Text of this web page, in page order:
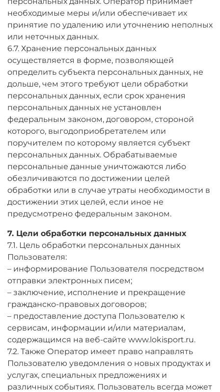
необходимые меры и/или обеспечивает их
принятие по удалению или уточнению неполных
или неточных данных.
6.7. Хранение персональных данных
осуществляется в форме, позволяющей
определить субъекта персональных данных, не
дольше, чем этого требуют цели обработки
персональных данных, если срок хранения
персональных данных не установлен
федеральным законом, договором, стороной
которого, выгодоприобретателем или
поручителем по которому является субъект
персональных данных. Обрабатываемые
персональные данные уничтожаются либо
обезличиваются по достижении целей
обработки или в случае утраты необходимости в
достижении этих целей, если иное не
предусмотрено федеральным законом.
7. Цели обработки персональных данных
7.1. Цель обработки персональных данных
Пользователя:
– информирование Пользователя посредством
отправки электронных писем;
– заключение, исполнение и прекращение
гражданско-правовых договоров;
– предоставление доступа Пользователю к
сервисам, информации и/или материалам,
содержащимся на веб-сайте www.lokisport.ru.
7.2. Также Оператор имеет право направлять
Пользователю уведомления о новых продуктах и
услугах, специальных предложениях и
различных событиях. Пользователь всегда может